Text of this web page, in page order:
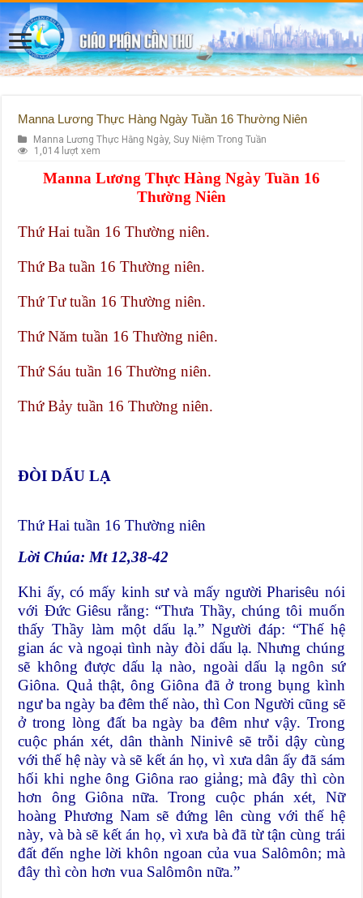
Manna Lương Thực Hàng Ngày Tuần 16 Thường Niên
Manna Lương Thực Hằng Ngày,Suy Niệm Trong Tuần
1,014 lượt xem
Manna Lương Thực Hàng Ngày Tuần 16
Thường Niên
Thứ Hai tuần 16 Thường niên.
Thứ Ba tuần 16 Thường niên.
Thứ Tư tuần 16 Thường niên.
Thứ Năm tuần 16 Thường niên.
Thứ Sáu tuần 16 Thường niên.
Thứ Bảy tuần 16 Thường niên.
ĐÒI DẤU LẠ
Thứ Hai tuần 16 Thường niên
Lời Chúa: Mt 12,38-42
Khi ấy, có mấy kinh sư và mấy người Pharisêu nói
với Ðức Giêsu rằng: “Thưa Thầy, chúng tôi muốn
thấy Thầy làm một dấu lạ.” Người đáp: “Thế hệ
gian ác và ngoại tình này đòi dấu lạ. Nhưng chúng
sẽ không được dấu lạ nào, ngoài dấu lạ ngôn sứ
Giôna. Quả thật, ông Giôna đã ở trong bụng kình
ngư ba ngày ba đêm thế nào, thì Con Người cũng sẽ
ở trong lòng đất ba ngày ba đêm như vậy. Trong
cuộc phán xét, dân thành Ninivê sẽ trỗi dậy cùng
với thế hệ này và sẽ kết án họ, vì xưa dân ấy đã sám
hối khi nghe ông Giôna rao giảng; mà đây thì còn
hơn ông Giôna nữa. Trong cuộc phán xét, Nữ
hoàng Phương Nam sẽ đứng lên cùng với thế hệ
này, và bà sẽ kết án họ, vì xưa bà đã từ tận cùng trái
đất đến nghe lời khôn ngoan của vua Salômôn; mà
đây thì còn hơn vua Salômôn nữa.”